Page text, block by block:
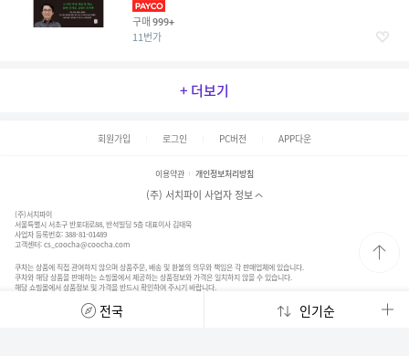
구매 999+
11번가
+ 더보기
회원가입 로그인 PC버전 APP다운
이용약관 개인정보처리방침
(주) 서치파이 사업자 정보
(주)서치파이
서울특별시 서초구 반포대로88, 반석빌딩 5층 대표이사 김태묵
사업자 등록번호: 388-81-01489
고객센터:cs_coocha@coocha.com
쿠차는 상품에 직접 관여하지 않으며 상품주문, 배송 및 환불의 의무와 책임은 각 판매업체에 있습니다.
쿠차와 해당 상품을 판매하는 쇼핑몰에서 제공하는 상품정보와 가격은 일치하지 않을 수 있습니다.
해당 쇼핑몰에서 상품정보 및 가격을 반드시 확인하여 주시기 바랍니다.
전국 인기순